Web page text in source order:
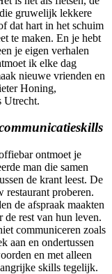
gruwelijk lekkere
dat hart in het schuim
te maken. En je hebt
je eigen verhalen
ik elke dag
nieuwe vrienden en
Honing,
Utrecht.
ontmoet je
man die samen
de krant leest. De
restaurant proberen.
de afspraak maakten
de rest van hun leven.
communiceren zoals
aan en ondertussen
en met alleen
skills tegelijk.